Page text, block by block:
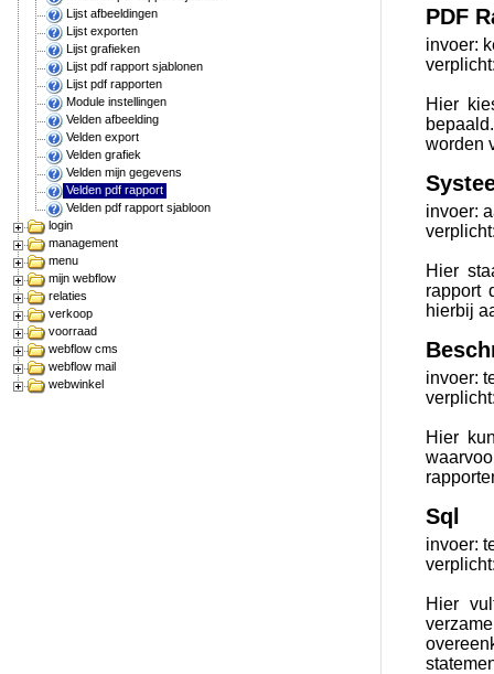
Lijst afbeeldingen
Lijst exporten
Lijst grafieken
Lijst pdf rapport sjablonen
Lijst pdf rapporten
Module instellingen
Velden afbeelding
Velden export
Velden grafiek
Velden mijn gegevens
Velden pdf rapport
Velden pdf rapport sjabloon
login
management
menu
mijn webflow
relaties
verkoop
voorraad
webflow cms
webflow mail
webwinkel
PDF
invoer:
Hier
worden
invoer:
Hier
rapport
hierbij
invoer:
Hier
Sql
invoer:
Hier